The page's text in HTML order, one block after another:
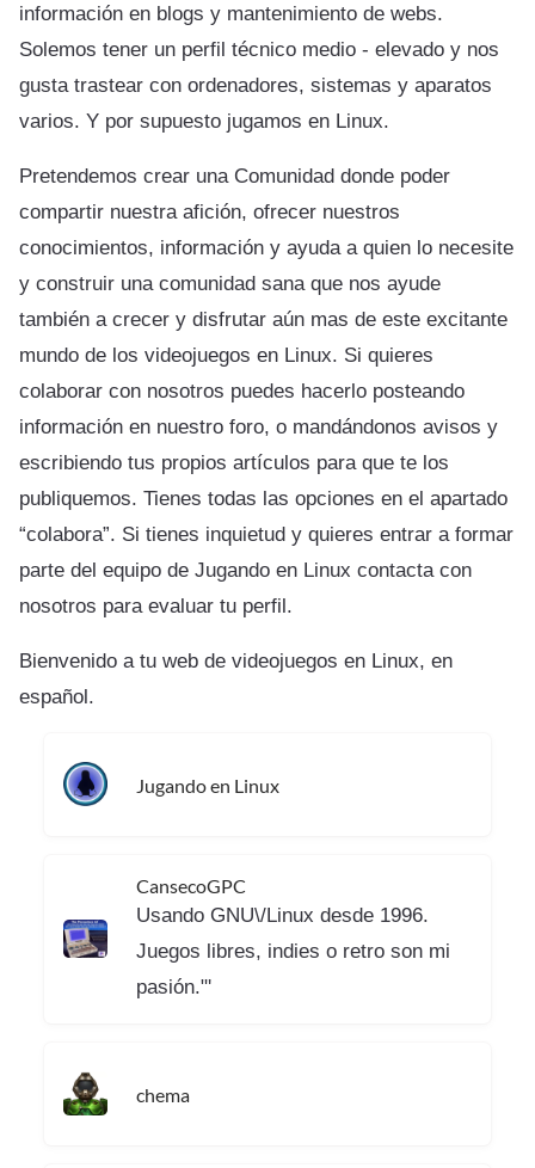
información en blogs y mantenimiento de webs.
Solemos tener un perfil técnico medio - elevado y nos
gusta trastear con ordenadores, sistemas y aparatos
varios. Y por supuesto jugamos en Linux.
Pretendemos crear una Comunidad donde poder
compartir nuestra afición, ofrecer nuestros
conocimientos, información y ayuda a quien lo necesite
y construir una comunidad sana que nos ayude
también a crecer y disfrutar aún mas de este excitante
mundo de los videojuegos en Linux. Si quieres
colaborar con nosotros puedes hacerlo posteando
información en nuestro foro, o mandándonos avisos y
escribiendo tus propios artículos para que te los
publiquemos. Tienes todas las opciones en el apartado
“colabora”. Si tienes inquietud y quieres entrar a formar
parte del equipo de Jugando en Linux contacta con
nosotros para evaluar tu perfil.
Bienvenido a tu web de videojuegos en Linux, en
español.
Jugando en Linux
CansecoGPC
Usando GNU\/Linux desde 1996.
Juegos libres, indies o retro son mi
pasión."'
chema